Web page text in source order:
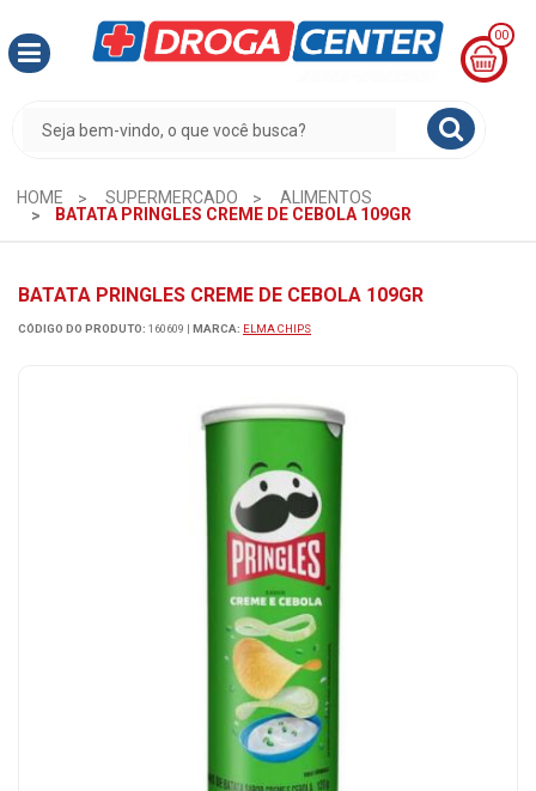
00
CESTA
R$
0,00
HOME SUPERMERCADO
ALIMENTOS
BATATA PRINGLES CREME DE CEBOLA 109GR
BATATA PRINGLES CREME DE CEBOLA 109GR
CÓDIGO DO PRODUTO: 160609 | MARCA: ELMA CHIPS